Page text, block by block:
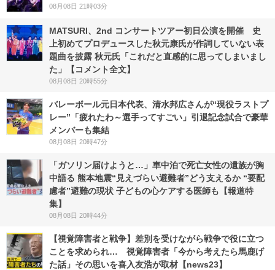
08月08日 21時03分
MATSURI、2nd コンサートツアー初日公演を開催 史
上初めてプロデュースした秋元康氏が作詞していない表
題曲を披露 秋元氏「これだと直感的に思ってしまいまし
た」【コメント全文】
08月08日 20時55分
バレーボール元日本代表、清水邦広さんが“現役ラストプ
レー”「疲れたわ～選手ってすごい」引退記念試合で豪華
メンバーも集結
08月08日 20時47分
「ガソリン届けようと…」車中泊で死亡女性の遺族が胸
中語る 熊本地震“見えづらい避難者”どう支えるか “要配
慮者”避難の現状 子どもの心ケアする医師も【報道特
集】
08月08日 20時44分
【視覚障害者と戦争】差別を受けながら戦争で役に立つ
ことを求められ… 視覚障害者「今から考えたら馬鹿げ
た話」その思いを喜入友浩が取材【news23】